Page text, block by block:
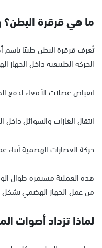
ما هي قرقرة
تُعرف قرقرة البطن طبيًا باسم
الحركة الطبيعية داخل
انقباض عضلات الأمعاء لدفع
انتقال الغازات والسوائل داخل
حركة العصارات الهضمية أثناء
هذه العملية مستمرة طوال
من عمل الجهاز الهضمي
لماذا تزداد أصوات